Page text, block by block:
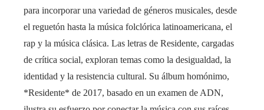
para incorporar una variedad de géneros musicales, desde
el reguetón hasta la música folclórica latinoamericana, el
rap y la música clásica. Las letras de Residente, cargadas
de crítica social, exploran temas como la desigualdad, la
identidad y la resistencia cultural. Su álbum homónimo,
*Residente* de 2017, basado en un examen de ADN,